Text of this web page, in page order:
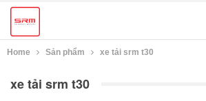
Home Sản phẩm xe tải srm t30
xe tải srm t30